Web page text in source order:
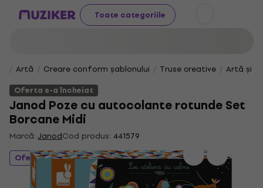
Toate categoriile
Artă Creare conform șablonului Truse creative
Artă și
Oferta s-a încheiat
Janod Poze cu autocolante rotunde Set
Borcane Midi
Marcă:JanodCod produs: 441579
Oferta s-a încheiat